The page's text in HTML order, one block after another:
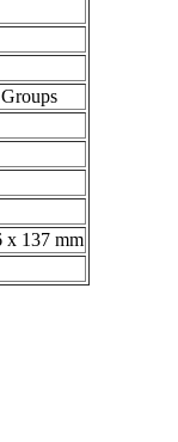
x 137 mm